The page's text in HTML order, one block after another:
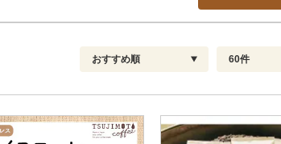
解除 配送指定
お届け日時指定可
お届け時間帯指定可
発送される月指定可
おすすめ順
新着順
レビュー件数順
60件
60
90